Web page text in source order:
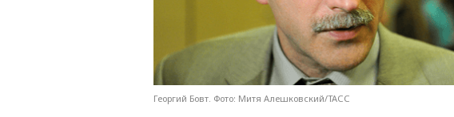
Георгий Бовт. Фото: Митя Алешковский/ТАСС